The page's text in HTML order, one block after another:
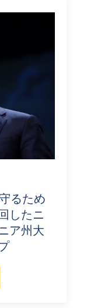
るため
したニ
ア州大